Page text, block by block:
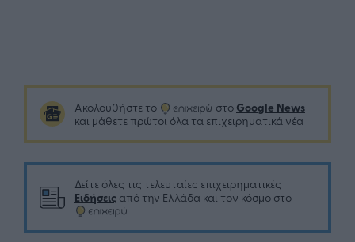
Ακολουθήστε το στο Google News
και μάθετε πρώτοι όλα τα επιχειρηματικά νέα
Δείτε όλες τις τελευταίες επιχειρηματικές
Ειδήσεις από την Ελλάδα και τον κόσμο στο